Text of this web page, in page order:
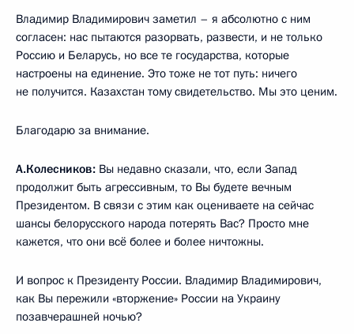
Владимир Владимирович заметил – я абсолютно с ним
согласен: нас пытаются разорвать, развести, и не только
Россию и Беларусь, но все те государства, которые
настроены на единение. Это тоже не тот путь: ничего
не получится. Казахстан тому свидетельство. Мы это ценим.
Благодарю за внимание.
А.Колесников: Вы недавно сказали, что, если Запад
продолжит быть агрессивным, то Вы будете вечным
Президентом. В связи с этим как оцениваете на сейчас
шансы белорусского народа потерять Вас? Просто мне
кажется, что они всё более и более ничтожны.
И вопрос к Президенту России. Владимир Владимирович,
как Вы пережили «вторжение» России на Украину
позавчерашней ночью?